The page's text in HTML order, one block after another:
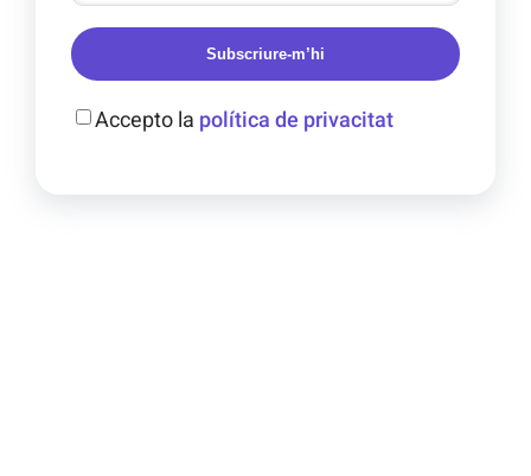
Subscriure-m’hi
Accepto la política de privacitat